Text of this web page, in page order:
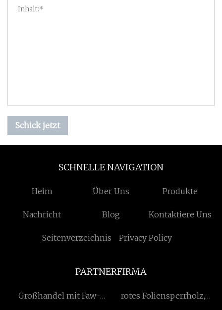
Schick jetzt
SCHNELLE NAVIGATION
Heim Über Uns Produkte
Nachricht Blog Kontaktiere Uns
Seitenverzeichnis Privacy Policy
PARTNERFIRMA
Großhandel mit Faw-
rotes Foliensperrholz,